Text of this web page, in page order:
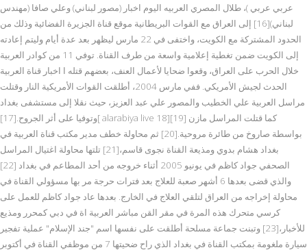
عربي عربي )، طلال المصري العربيه اليوم اخبار (مصور لبناني) وعلي صافا (مهندس
لبناني)[16] إلى العراق مع القوات البريطانية موقع قناة الجزيرة الفضائية وذلك من
الحدود المشتركة مع الكويت، واختفى في 22 مارس ليظهر بعد عدة أيام وليتم إعادته
إلى الكويت ضمن تغطية إعلامية واسعة من طرف القناة. توفي 11 من كوادر العربية
خلال الحرب على العراق، وقعوا ضحايا لأعمال العنف، بعضهم قتله ا اخبار قناة العربية
الحدث لجيش الأمريكي. ففي مارس 2004، أطلقت القوات الأمريكية النار وقتلت
مراسل العربية علي الخطيب والمصور علي عبد العزيز، حيث نقلا إلى مستشفى بغداد
وتوفيا على أثر الجروح.[17][ alarabiya live 18][19] كما قتلت المراسل مازن
بواسطة صاروخ من طائرة مروحية.[20] ثم محاولة خطف مدير مكتب قناة العربية في
بغداد هشام بدوي ومذيعة القناة نجوى قاسم،[21] تلتها محاولة اغتيال المراسل
الصحفي جواد كاظم في يونيو 2005 أثناء خروجه من أحد المطاعم في بغداد [22]
والذي قضى بعدها 6 أشهر صعبة للعلاج بعد فترات حرجة مر بها مسؤولي القناة في
محاولة إخراجه من العراق لتلقي العلاج في الخارج. بعدها عاد جواد كاظم للعمل على
كرسي متحرك هذه المرة في مقر القن مباشر العربية اة في دبي كمحرر ومذيع
للأخبار،[23] وتبنت جماعة مسلحة أطلقت على نفسها اسم "جند الإسلام" عملية تفجير
سيارة ملغومة بمكتب القناة في بغداد الذي راح ضحيتها 7 من موظفي القناة في أكتوبر